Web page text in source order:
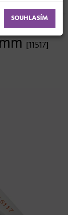
nehty
[11517]
SOUHLASÍM